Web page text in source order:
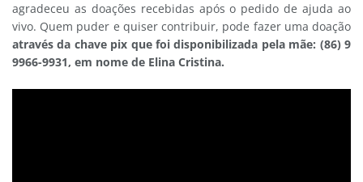
agradeceu as doações recebidas após o pedido de ajuda ao
vivo. Quem puder e quiser contribuir, pode fazer uma doação
através da chave pix que foi disponibilizada pela mãe: (86) 9
9966-9931, em nome de Elina Cristina.